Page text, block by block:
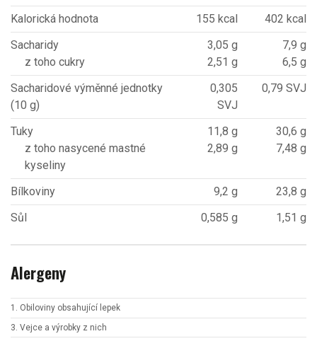
Kalorická hodnota
155 kcal
402 kcal
Sacharidy
z toho cukry
3,05 g
2,51 g
7,9 g
6,5 g
Sacharidové výměnné jednotky
(10 g)
0,305
SVJ
0,79 SVJ
Tuky
z toho nasycené mastné
kyseliny
11,8 g
2,89 g
30,6 g
7,48 g
Bílkoviny 9,2 g
23,8 g
Sůl
0,585 g 1,51 g
Alergeny
1. Obiloviny obsahující lepek
3. Vejce a výrobky z nich